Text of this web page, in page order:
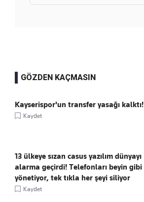
GÖZDEN KAÇMASIN
Kayserispor'un transfer yasağı kalktı!
Kaydet
13 ülkeye sızan casus yazılım dünyayı
alarma geçirdi! Telefonları beyin gibi
yönetiyor, tek tıkla her şeyi siliyor
Kaydet